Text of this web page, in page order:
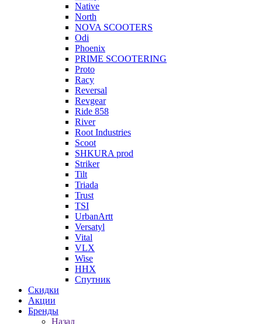
Native
North
NOVA SCOOTERS
Odi
Phoenix
PRIME SCOOTERING
Proto
Racy
Reversal
Revgear
Ride 858
River
Root Industries
Scoot
SHKURA рrоd
Striker
Tilt
Triada
Trust
TSI
UrbanArtt
Versatyl
Vital
VLX
Wise
ННХ
Спутник
Скидки
Акции
Бренды
Назад